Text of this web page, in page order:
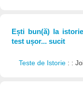
Ești bun(ă) la
test ușor... sucit
Teste de Istorie : :